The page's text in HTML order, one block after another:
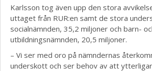
Karlsson tog även upp den stora
uttaget från RUR:en samt de stora
socialnämnden, 35,2 miljoner och barn-
utbildningsnämnden, 20,5 miljoner.
– Vi ser med oro på nämndernas
underskott och ser behov av att